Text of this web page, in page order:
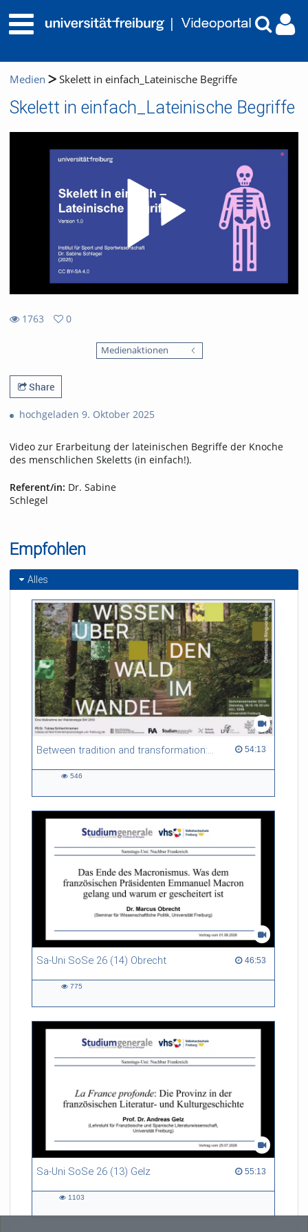
Medien Skelett in einfach_Lateinische Begriffe
Skelett in einfach_Lateinische Begriffe
1763
0
Medienaktionen
Share
hochgeladen 9. Oktober 2025
Video zur Erarbeitung der lateinischen Begriffe der Knoche
des menschlichen Skeletts (in einfach!).
Referent/in: Dr. Sabine
Schlegel
Empfohlen
Alles
Between tradition and transformation: how owners, advisers and institutions co-create knowledge for resilient forests in Europe 54:13
54:13 duration
546
Sa-Uni SoSe 26 (14) Obrecht 46:53
46:53 duration
775
Sa-Uni SoSe 26 (13) Gelz 55:13
55:13 duration
1103